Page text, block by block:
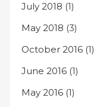
July 2018 (1)
May 2018 (3)
October 2016 (1)
June 2016 (1)
May 2016 (1)